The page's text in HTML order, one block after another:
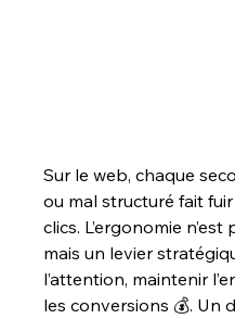
Sur le web, chaque
ou mal structuré fait
clics. L’ergonomie
mais un levier
l’attention, maintenir
les conversions 💰. Un